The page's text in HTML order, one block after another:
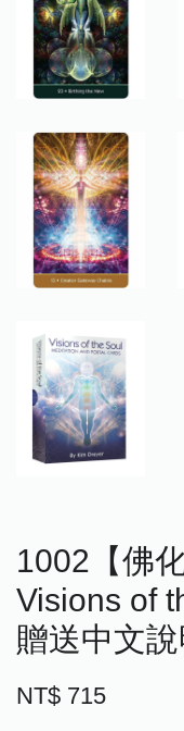
1002【佛
Visions of
贈送中文
NT$ 715